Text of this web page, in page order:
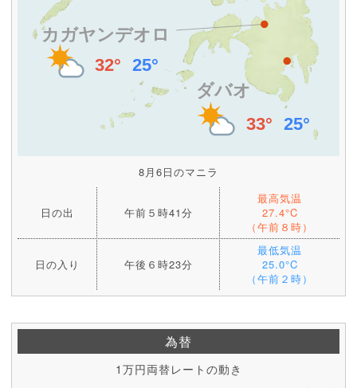
8月6日のマニラ
日の出 午前５時41分
最高気温
27.4°C
（午前８時）
日の入り 午後６時23分
最低気温
25.0°C
（午前２時）
為替
1万円両替レートの動き